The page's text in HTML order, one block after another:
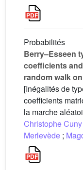
Probabilités
Berry–Esseen
coefficients
random walk on
[Inégalités de
coefficients
la marche
Christophe Cuny
Merlevède ;